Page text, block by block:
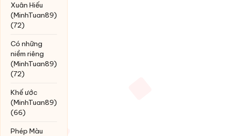
Xuân Hiếu
(MinhTuan89)
(72)
Có những
niềm riêng
(MinhTuan89)
(72)
Khế ước
(MinhTuan89)
(66)
Phép Màu